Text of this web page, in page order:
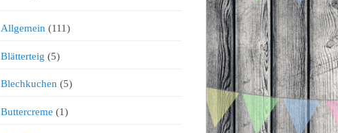
Allgemein (111)
Blätterteig (5)
Blechkuchen (5)
Buttercreme (1)